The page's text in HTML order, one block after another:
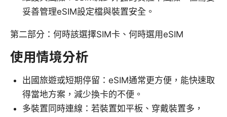
妥善管理eSIM設定檔與裝置安全。
第二部分：何時該選擇SIM卡、何時選用eSIM
使用情境分析
出國旅遊或短期停留：eSIM通常更方便，能快速取
得當地方案，減少換卡的不便。
多裝置同時連線：若裝置如平板、穿戴裝置多，